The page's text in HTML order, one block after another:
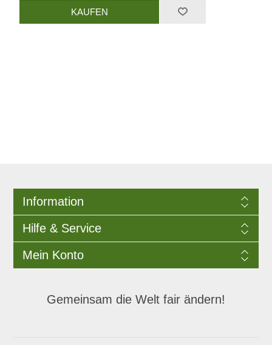
Information
Hilfe & Service
Mein Konto
Gemeinsam die Welt fair ändern!